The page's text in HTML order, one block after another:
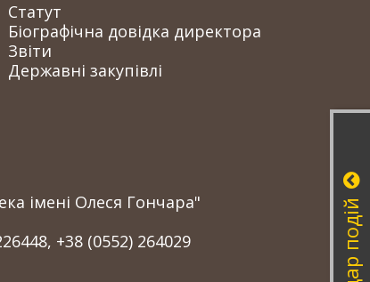
Статут
Біографічна довідка директора
Звіти
Державні закупівлі
імені Олеся Гончара"
+38 (0552) 264029